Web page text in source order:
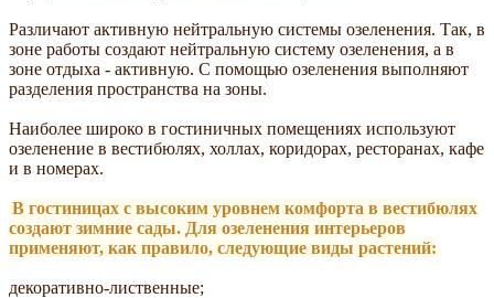
Различают активную нейтральную системы озеленения. Так, в
зоне работы создают нейтральную систему озеленения, а в
зоне отдыха - активную. С помощью озеленения выполняют
разделения пространства на зоны.
Наиболее широко в гостиничных помещениях используют
озеленение в вестибюлях, холлах, коридорах, ресторанах, кафе
и в номерах.
В гостиницах с высоким уровнем комфорта в вестибюлях
создают зимние сады. Для озеленения интерьеров
применяют, как правило, следующие виды растений:
декоративно-лиственные;